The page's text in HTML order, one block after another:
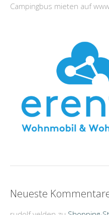
Campingbus mieten auf
Neueste